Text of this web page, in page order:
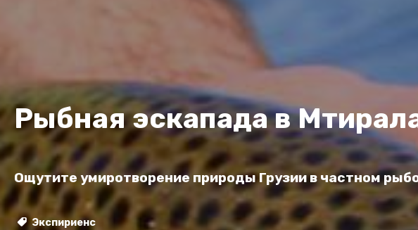
Рыбная эскапада в
Ощутите умиротворение природы Грузии в частном
Экспириенс